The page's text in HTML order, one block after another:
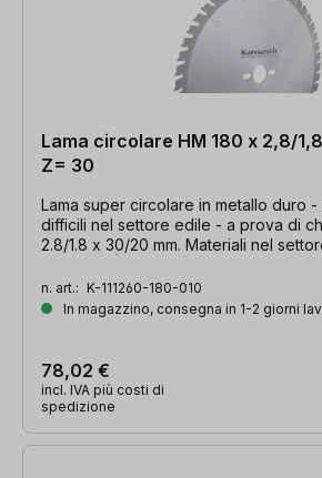
Lama circolare HM 180 x 2,8/
Z= 30
Lama super circolare in metallo duro -
difficili nel settore edile - a prova di
2.8/1.8 x 30/20 mm. Materiali nel
n. art.: K-111260-180-010
In magazzino, consegna in 1-2 giorni
78,02 €
incl. IVA più costi di
spedizione